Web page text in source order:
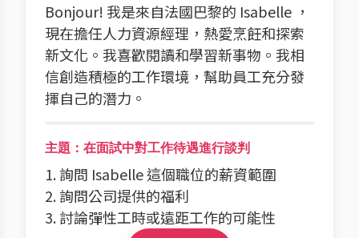
Bonjour! 我是來自法國巴黎的 Isabelle ，
現在擔任人力資源經理，熱愛烹飪和探索
新文化。我喜歡閱讀和學習新事物。我相
信創造積極的工作環境，幫助員工充分發
揮自己的潛力。
主題：在面試中對工作待遇進行談判
1. 詢問 Isabelle 這個職位的薪資範圍
2. 詢問公司提供的福利
3. 討論彈性工時或遠距工作的可能性